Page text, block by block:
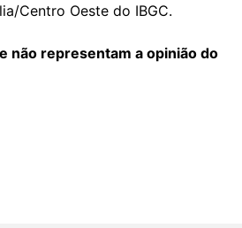
Centro Oeste do IBGC.
não representam a opinião do